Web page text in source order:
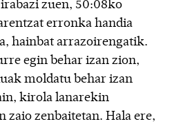
zuen, 50:08ko
erronka handia
hainbat arrazoirengatik.
egin behar izan zion,
moldatu behar izan
kirola lanarekin
zaio zenbaitetan. Hala ere,